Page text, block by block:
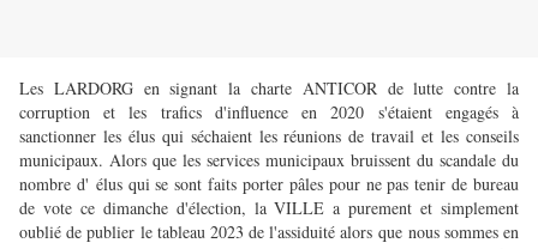
Les LARDORG en signant la charte ANTICOR de lutte contre la
corruption et les trafics d'influence en 2020 s'étaient engagés à
sanctionner les élus qui séchaient les réunions de travail et les conseils
municipaux. Alors que les services municipaux bruissent du scandale du
nombre d' élus qui se sont faits porter pâles pour ne pas tenir de bureau
de vote ce dimanche d'élection, la VILLE a purement et simplement
oublié de publier le tableau 2023 de l'assiduité alors que nous sommes en